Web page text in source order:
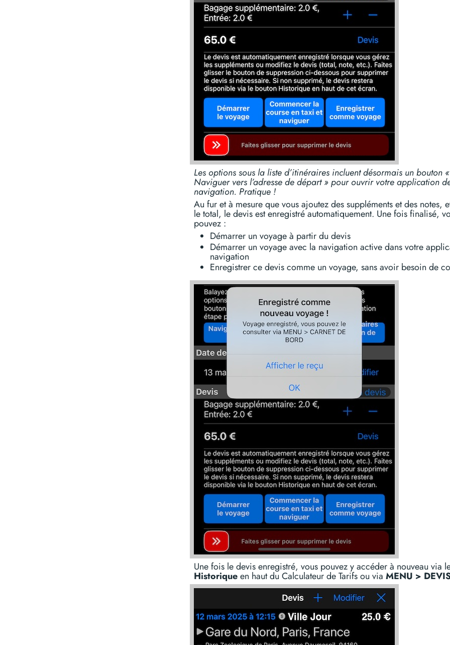
Les options sous la liste d’itinéraires incluent désormais un bouton «
Naviguer vers l’adresse de départ » pour ouvrir votre application
navigation. Pratique !
Au fur et à mesure que vous ajoutez des suppléments et des notes,
le total, le devis est enregistré automatiquement. Une fois finalisé,
pouvez :
Démarrer un voyage à partir du devis
Démarrer un voyage avec la navigation active dans votre
navigation
Enregistrer ce devis comme un voyage, sans avoir besoin de
Une fois le devis enregistré, vous pouvez y accéder à nouveau via
Historiqueen haut du Calculateur de Tarifs ou via MENU >